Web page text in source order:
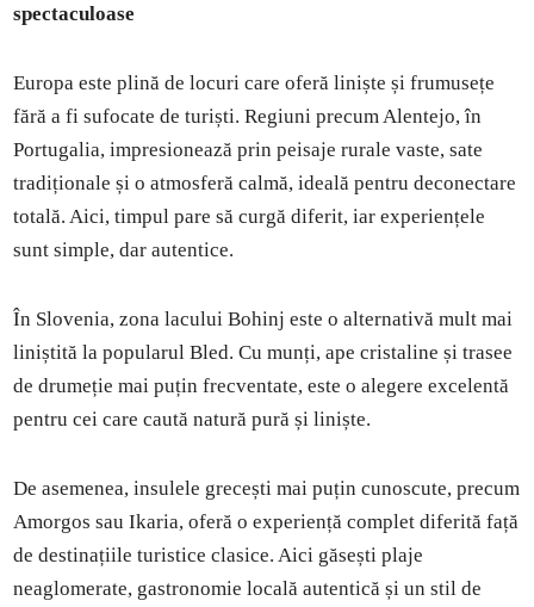
spectaculoase
Europa este plină de locuri care oferă liniște și frumusețe
fără a fi sufocate de turiști. Regiuni precum Alentejo, în
Portugalia, impresionează prin peisaje rurale vaste, sate
tradiționale și o atmosferă calmă, ideală pentru deconectare
totală. Aici, timpul pare să curgă diferit, iar experiențele
sunt simple, dar autentice.
În Slovenia, zona lacului Bohinj este o alternativă mult mai
liniștită la popularul Bled. Cu munți, ape cristaline și trasee
de drumeție mai puțin frecventate, este o alegere excelentă
pentru cei care caută natură pură și liniște.
De asemenea, insulele grecești mai puțin cunoscute, precum
Amorgos sau Ikaria, oferă o experiență complet diferită față
de destinațiile turistice clasice. Aici găsești plaje
neaglomerate, gastronomie locală autentică și un stil de